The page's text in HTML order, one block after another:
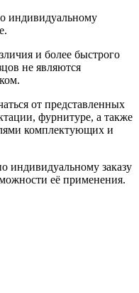
индивидуальному
и более быстрого
не являются
от представленных
фурнитуре, а также
комплектующих и
индивидуальному заказу
её применения.